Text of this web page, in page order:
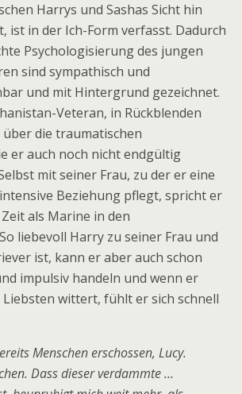
Harrys und Sashas Sicht hin
ist in der Ich-Form verfasst. Dadurch
Psychologisierung des jungen
sind sympathisch und
und mit Hintergrund gezeichnet.
Veteran, in Rückblenden
die traumatischen
er auch noch nicht endgültig
mit seiner Frau, zu der er eine
Beziehung pflegt, spricht er
als Marine in den
liebevoll Harry zu seiner Frau und
ist, kann er aber auch schon
impulsiv handeln und wenn er
wittert, fühlt er sich schnell
Menschen erschossen, Lucy.
Dass dieser verdammte …